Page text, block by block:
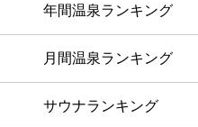
年間温泉ランキング
月間温泉ランキング
サウナランキング